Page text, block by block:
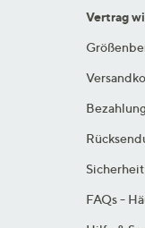
Vertrag
Bezahlung
FAQs -